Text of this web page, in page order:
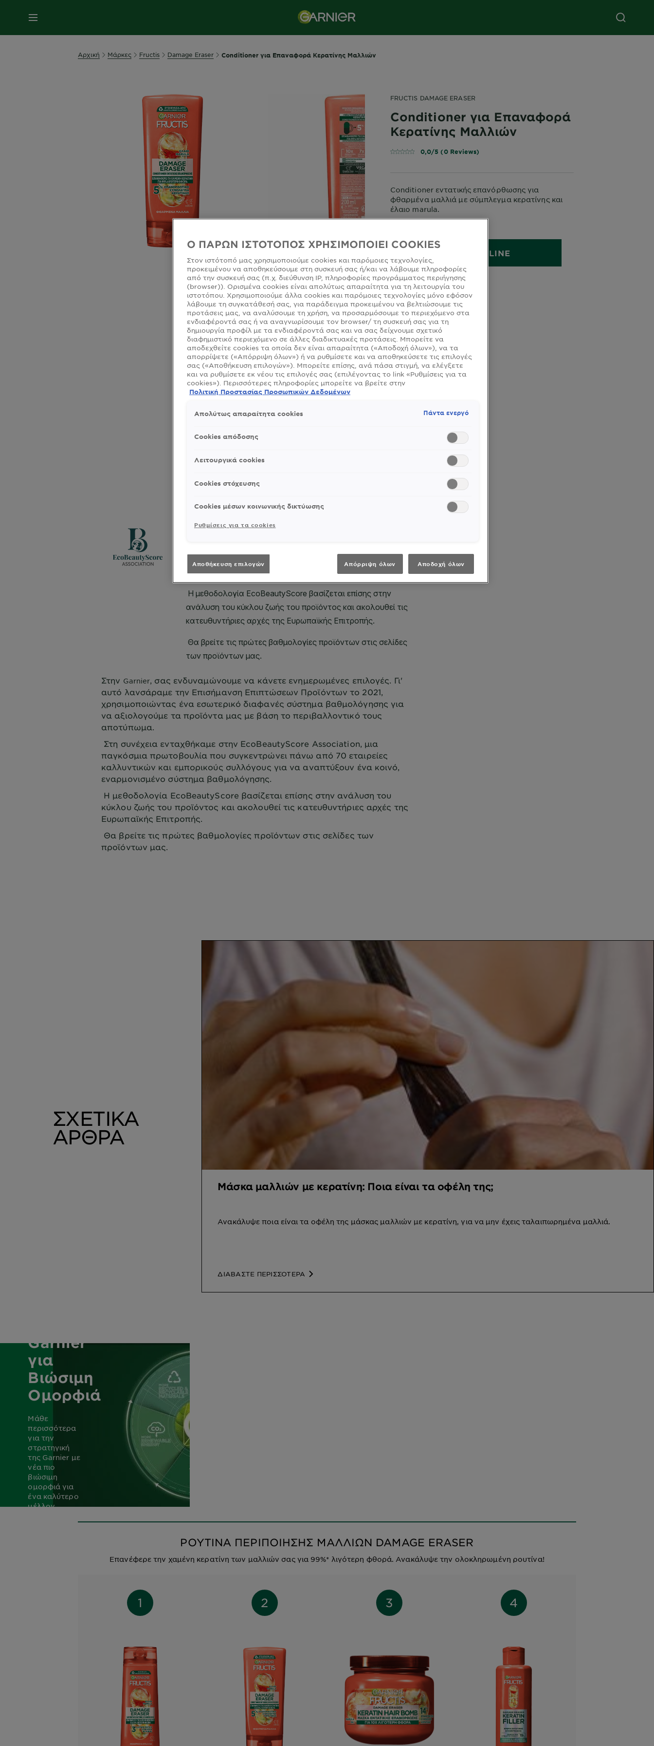
MENU
Αρχική Μάρκες Fructis Damage Eraser Conditioner για Επαναφορά Κερατίνης Μαλλιών
SLIDE 1SLIDE 2
SLIDE 3
SLIDE 4
SLIDE 5
SLIDE 6
SLIDE 7
SLIDE 8SLIDE 9
FRUCTIS DAMAGE ERASER
Conditioner για Επαναφορά
Κερατίνης Μαλλιών
0,0/5 (0 Reviews)
Conditioner εντατικής επανόρθωσης για
φθαρμένα μαλλιά με σύμπλεγμα κερατίνης και
έλαιο marula.
ΑΓΟΡΑ ONLINE
Στην Garnier, σας ενδυναμώνουμε να κάνετε ενημερωμένες επιλογές. Γι'
αυτό λανσάραμε την Επισήμανση Επιπτώσεων Προϊόντων το 2021,
χρησιμοποιώντας ένα εσωτερικό διαφανές σύστημα βαθμολόγησης για
να αξιολογούμε τα προϊόντα μας με βάση το περιβαλλοντικό τους
αποτύπωμα.
Στη συνέχεια ενταχθήκαμε στην EcoBeautyScore Association, μια
παγκόσμια πρωτοβουλία που συγκεντρώνει πάνω από 70 εταιρείες
καλλυντικών και εμπορικούς συλλόγους για να αναπτύξουν ένα κοινό,
εναρμονισμένο σύστημα βαθμολόγησης.
Η μεθοδολογία EcoBeautyScore βασίζεται επίσης στην ανάλυση του
κύκλου ζωής του προϊόντος και ακολουθεί τις κατευθυντήριες αρχές της
Ευρωπαϊκής Επιτροπής.
Θα βρείτε τις πρώτες βαθμολογίες προϊόντων στις σελίδες των
προϊόντων μας.
ΣΧΕΤΙΚΑ
ΑΡΘΡΑ
Μάσκα μαλλιών με κερατίνη: Ποια είναι τα οφέλη της;
Ανακάλυψε ποια είναι τα οφέλη της μάσκας μαλλιών με κερατίνη, για να μην έχεις ταλαιπωρημένα μαλλιά.
ΔΙΑΒΑΣΤΕ ΠΕΡΙΣΣΟΤΕΡΑ
Garnier
για
Βιώσιμη
Ομορφιά
Μάθε
περισσότερα
για την
στρατηγική
της Garnier με
νέα πιο
βιώσιμη
ομορφιά για
ένα καλύτερο
μέλλον.
ΡΟΥΤΙΝΑ ΠΕΡΙΠΟΙΗΣΗΣ ΜΑΛΛΙΩΝ DAMAGE ERASER
Επανέφερε την χαμένη κερατίνη των μαλλιών σας για 99%* λιγότερη φθορά. Ανακάλυψε την ολοκληρωμένη ρουτίνα!
Ο ΠΑΡΩΝ ΙΣΤΟΤΟΠΟΣ ΧΡΗΣΙΜΟΠΟΙΕΙ COOKIES
Στον ιστότοπό μας χρησιμοποιούμε cookies και παρόμοιες τεχνολογίες,
προκειμένου να αποθηκεύσουμε στη συσκευή σας ή/και να λάβουμε πληροφορίες
από την συσκευή σας (π.χ. διεύθυνση IP, πληροφορίες προγράμματος περιήγησης
(browser)). Ορισμένα cookies είναι απολύτως απαραίτητα για τη λειτουργία του
ιστοτόπου. Χρησιμοποιούμε άλλα cookies και παρόμοιες τεχνολογίες μόνο εφόσον
λάβουμε τη συγκατάθεσή σας, για παράδειγμα προκειμένου να βελτιώσουμε τις
προτάσεις μας, να αναλύσουμε τη χρήση, να προσαρμόσουμε το περιεχόμενο στα
ενδιαφέροντά σας ή να αναγνωρίσουμε τον browser/ τη συσκευή σας για τη
δημιουργία προφίλ με τα ενδιαφέροντά σας και να σας δείχνουμε σχετικό
διαφημιστικό περιεχόμενο σε άλλες διαδικτυακές προτάσεις. Μπορείτε να
αποδεχθείτε cookies τα οποία δεν είναι απαραίτητα («Αποδοχή όλων»), να τα
απορρίψετε («Απόρριψη όλων») ή να ρυθμίσετε και να αποθηκεύσετε τις επιλογές
σας («Αποθήκευση επιλογών»). Μπορείτε επίσης, ανά πάσα στιγμή, να ελέγξετε
και να ρυθμίσετε εκ νέου τις επιλογές σας (επιλέγοντας το link «Ρυθμίσεις για τα
cookies»). Περισσότερες πληροφορίες μπορείτε να βρείτε στην
Πολιτική Προστασίας Προσωπικών Δεδομένων
Απολύτως απαραίτητα cookies Πάντα ενεργό
Cookies απόδοσης
Λειτουργικά cookies
Cookies στόχευσης
Cookies μέσων κοινωνικής δικτύωσης
Ρυθμίσεις για τα cookies
Αποθήκευση επιλογών Απόρριψη όλων Αποδοχή όλων